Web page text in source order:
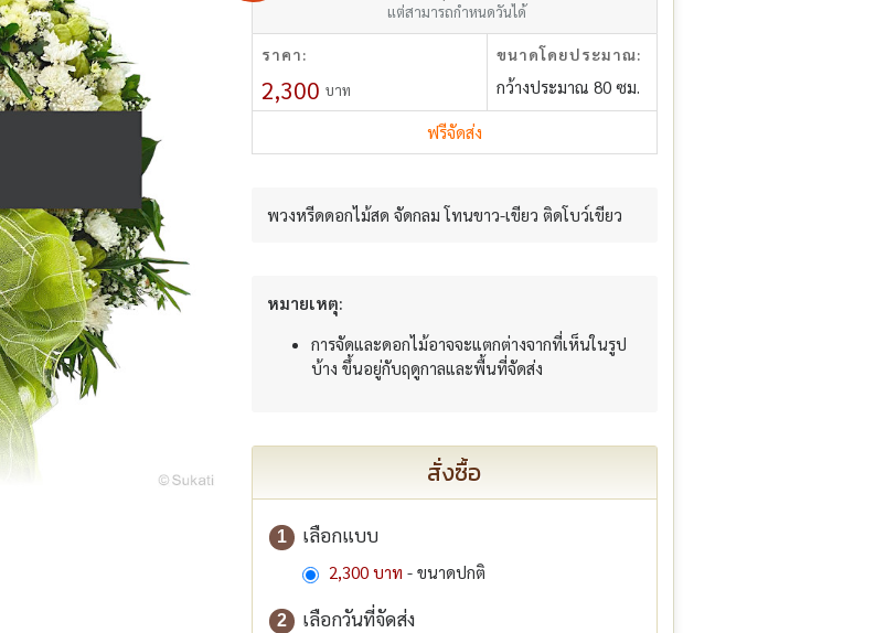
แต่สามารถกำหนดวันได้
ราคา:
2,300 บาท
ขนาดโดยประมาณ:
กว้างประมาณ 80 ซม.
ฟรีจัดส่ง
พวงหรีดดอกไม้สด จัดกลม โทนขาว-เขียว ติดโบว์เขียว
หมายเหตุ:
การจัดและดอกไม้อาจจะแตกต่างจากที่เห็นในรูป
บ้าง ขึ้นอยู่กับฤดูกาลและพื้นที่จัดส่ง
สั่งซื้อ
1 เลือกแบบ
2,300 บาท - ขนาดปกติ
2 เลือกวันที่จัดส่ง